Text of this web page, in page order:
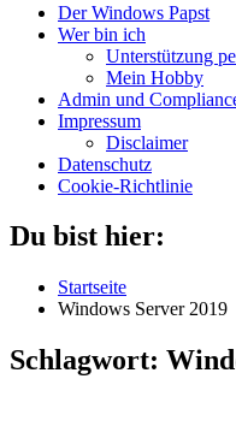
Der Windows Papst
Wer bin ich
Unterstützung
Mein Hobby
Admin und
Impressum
Disclaimer
Datenschutz
Cookie-Richtlinie
Du bist hier:
Startseite
Windows Server 2019
Schlagwort: